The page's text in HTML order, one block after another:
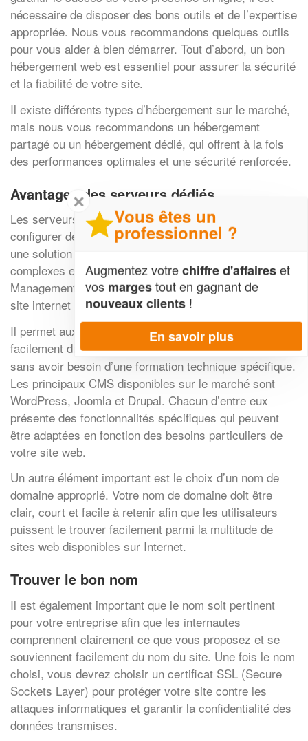
nécessaire de disposer des bons outils et de l’expertise
appropriée. Nous vous recommandons quelques outils
pour vous aider à bien démarrer. Tout d’abord, un bon
hébergement web est essentiel pour assurer la sécurité
et la fiabilité de votre site.
Il existe différents types d’hébergement sur le marché,
mais nous vous recommandons un hébergement
partagé ou un hébergement dédié, qui offrent à la fois
des performances optimales et une sécurité renforcée.
Avantages des serveurs dédiés
Les serveurs dédiés offrent également la possibilité de
configurer des applications spécifiques et sont donc
une solution intéressante pour les sites web plus
complexes et à fort trafic. Ensuite, un CMS (Content
Management System) est indispensable pour créer un
site internet professionnel.
Il permet aux propriétaires de sites web d’ajouter
facilement ducontenuet de gérer les mises à jour
sans avoir besoin d’une formation technique spécifique.
Les principaux CMS disponibles sur le marché sont
WordPress, Joomla et Drupal. Chacun d’entre eux
présente des fonctionnalités spécifiques qui peuvent
être adaptées en fonction des besoins particuliers de
votre site web.
Un autre élément important est le choix d’un nom de
domaine approprié. Votre nom de domaine doit être
clair, court et facile à retenir afin que les utilisateurs
puissent le trouver facilement parmi la multitude de
sites web disponibles sur Internet.
Trouver le bon nom
Il est également important que le nom soit pertinent
pour votre entreprise afin que les internautes
comprennent clairement ce que vous proposez et se
souviennent facilement du nom du site. Une fois le nom
choisi, vous devrez choisir un certificat SSL (Secure
Sockets Layer) pour protéger votre site contre les
attaques informatiques et garantir la confidentialité des
données transmises.
✕
Vous êtes un
professionnel ?
Augmentez votrechiffre d'affaireset
vos margestout en gagnant de
nouveaux clients !
En savoir plus